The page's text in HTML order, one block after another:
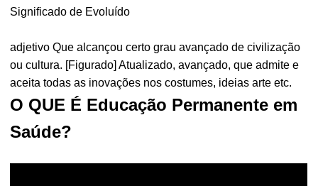
Significado de Evoluído
adjetivo Que alcançou certo grau avançado de civilização
ou cultura. [Figurado] Atualizado, avançado, que admite e
aceita todas as inovações nos costumes, ideias arte etc.
O QUE É Educação Permanente em
Saúde?